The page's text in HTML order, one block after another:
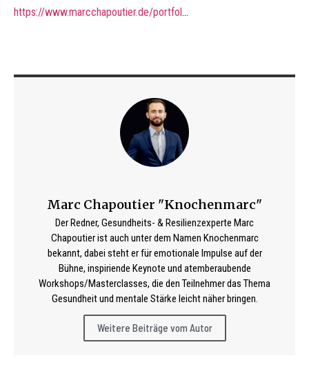
https://www.marcchapoutier.de/portfol…
Marc Chapoutier "Knochenmarc"
Der Redner, Gesundheits- & Resilienzexperte Marc
Chapoutier ist auch unter dem Namen Knochenmarc
bekannt, dabei steht er für emotionale Impulse auf der
Bühne, inspiriende Keynote und atemberaubende
Workshops/Masterclasses, die den Teilnehmer das Thema
Gesundheit und mentale Stärke leicht näher bringen.
Weitere Beiträge vom Autor